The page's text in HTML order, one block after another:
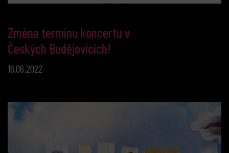
Změna termínu koncertu v
Českých Budějovicích!
16.06.2022